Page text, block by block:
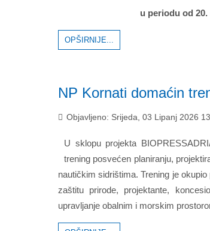
u periodu od
OPŠIRNIJE...
NP Kornati domaćin
Objavljeno: Srijeda, 03 Lipanj 2026
U sklopu projekta
trening posvećen planiranju,
nautičkim sidrištima. Trening je
zaštitu prirode, projektante,
upravljanje obalnim i morskim